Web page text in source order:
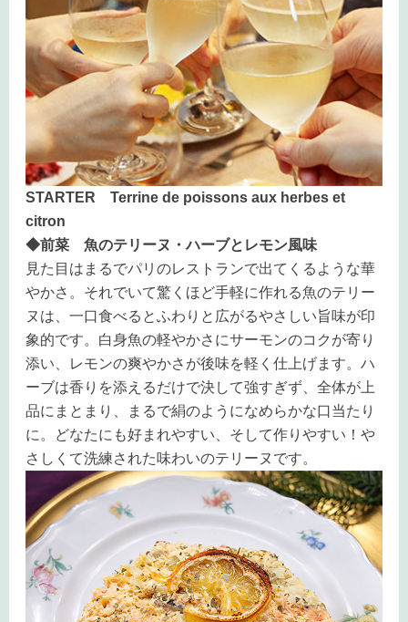
STARTER Terrine de poissons aux herbes et
citron
◆前菜 魚のテリーヌ・ハーブとレモン風味
見た目はまるでパリのレストランで出てくるような華
やかさ。それでいて驚くほど手軽に作れる魚のテリー
ヌは、一口食べるとふわりと広がるやさしい旨味が印
象的です。白身魚の軽やかさにサーモンのコクが寄り
添い、レモンの爽やかさが後味を軽く仕上げます。ハ
ーブは香りを添えるだけで決して強すぎず、全体が上
品にまとまり、まるで絹のようになめらかな口当たり
に。どなたにも好まれやすい、そして作りやすい！や
さしくて洗練された味わいのテリーヌです。